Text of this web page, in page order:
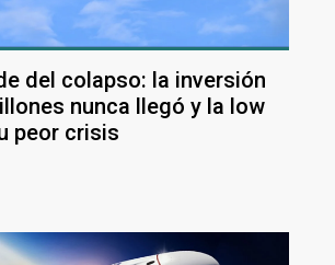
del colapso: la inversión
nunca llegó y la low
peor crisis